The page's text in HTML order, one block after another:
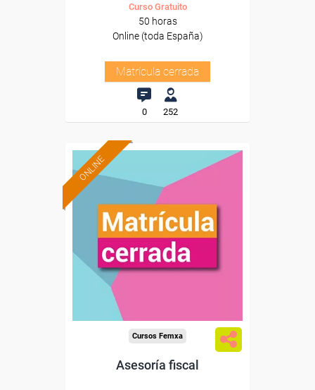
Curso Gratuito
50 horas
Online (toda España)
Matrícula cerrada
0 252
ONLINE
Cursos Femxa
Asesoría fiscal